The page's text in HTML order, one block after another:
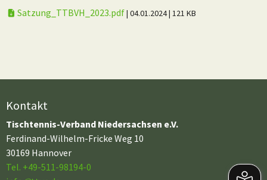
Satzung_TTBVH_2023.pdf| 04.01.2024| 121 KB
Kontakt
Tischtennis-Verband Niedersachsen e.V.
Ferdinand-Wilhelm-Fricke Weg 10
30169 Hannover
Tel. +49-511-98194-0